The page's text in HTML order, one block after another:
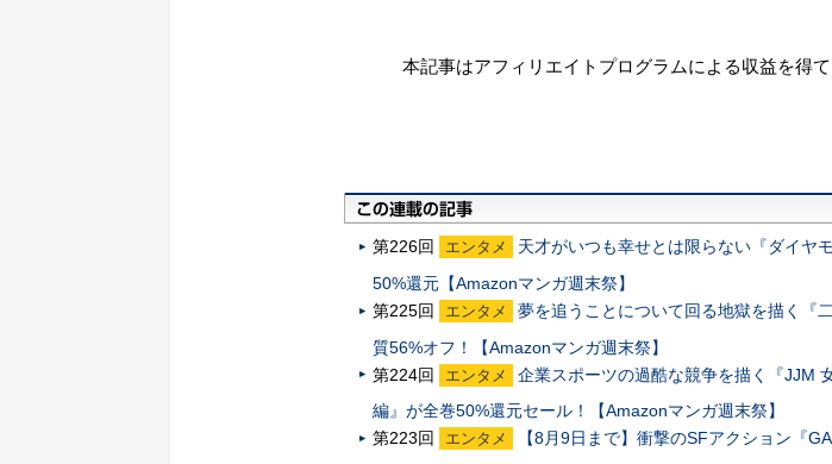
本記事はアフィリエイトプログラムによる収益を得
第226回 エンタメ
天才がいつも幸せとは限らない『ダイヤ
50%還元【Amazonマンガ週末祭】
第225回
エンタメ
夢を追うことについて回る地獄を描く『
質56%オフ！【Amazonマンガ週末祭】
第224回
エンタメ
企業スポーツの過酷な競争を描く『JJM
編』が全巻50%還元セール！【Amazonマンガ週末祭】
第223回
エンタメ
【8月9日まで】衝撃のSFアクション『